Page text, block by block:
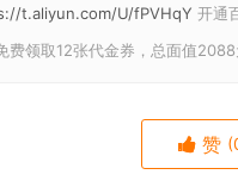
t.aliyun.com/U/fPVHqY 开通
费领取12张代金券，总面值2088
赞